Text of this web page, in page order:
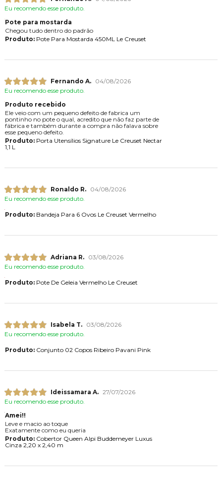
Eu recomendo esse produto.
Pote para mostarda
Chegou tudo dentro do padrão
Produto:Pote Para Mostarda 450ML Le Creuset
Fernando A.
04/08/2026
Eu recomendo esse produto.
Produto recebido
Ele veio com um pequeno defeito de fabrica um
pontinho no pote o qual, acredito que não faz parte de
fábrica e também durante a compra não falava sobre
esse pequeno defeito.
Produto:Porta Utensílios Signature Le Creuset Nectar
1,1 L
Ronaldo R.
04/08/2026
Eu recomendo esse produto.
Produto:Bandeja Para 6 Ovos Le Creuset Vermelho
Adriana R.
03/08/2026
Eu recomendo esse produto.
Produto:Pote De Geleia Vermelho Le Creuset
Isabela T.
03/08/2026
Eu recomendo esse produto.
Produto:Conjunto 02 Copos Ribeiro Pavani Pink
Ideissamara A. 27/07/2026
Eu recomendo esse produto.
Amei!!
Leve e macio ao toque
Exatamente como eu queria
Produto:Cobertor Queen Alpi Buddemeyer Luxus
Cinza 2,20 x 2,40 m